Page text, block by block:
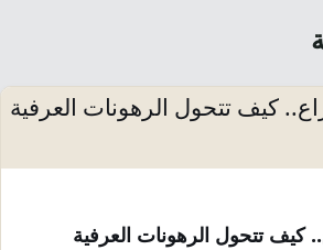
كيف تتحول الرهونات العرفية